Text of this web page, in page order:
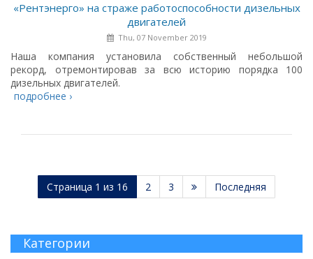
«Рентэнерго» на страже работоспособности дизельных
двигателей
Thu, 07 November 2019
Наша компания установила собственный небольшой
рекорд, отремонтировав за всю историю порядка 100
дизельных двигателей.
подробнее ›
Страница 1 из 16 2 3 Последняя
Категории